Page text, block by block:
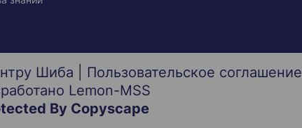
Шиба | Пользовательское соглашение
Lemon-MSS
By Copyscape